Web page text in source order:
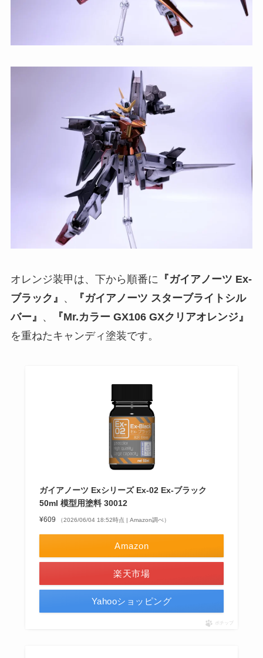
オレンジ装甲は、下から順番に 『ガイアノーツ Ex-
ブラック』 、
『ガイアノーツ スターブライトシル
バー』 、
『Mr.カラー GX106 GXクリアオレンジ』
を重ねたキャンディ塗装です。
ガイアノーツ Exシリーズ Ex-02 Ex-ブラック
50ml 模型用塗料 30012
¥609 （2026/06/04 18:52時点 | Amazon調べ）
Amazon
楽天市場
Yahooショッピング
ポチップ